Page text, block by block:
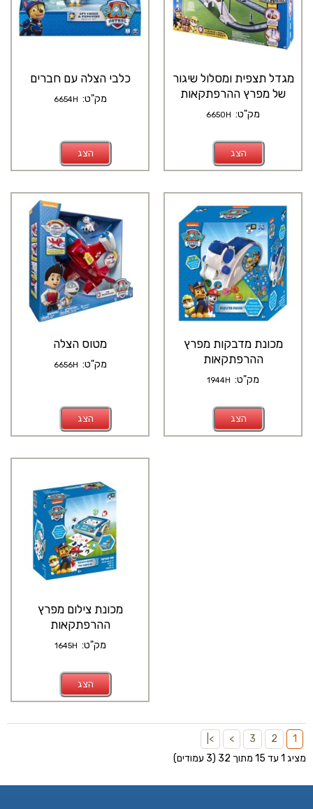
כלבי הצלה עם חברים
מק"ט: 6654H
הצג
מגדל תצפית ומסלול שיגור
של מפרץ ההרפתקאות
מק"ט: 6650H
הצג
מטוס הצלה
מק"ט: 6656H
הצג
מכונת מדבקות מפרץ
ההרפתקאות
מק"ט: 1944H
הצג
מכונת צילום מפרץ
ההרפתקאות
מק"ט: 1645H
הצג
1
2
3
>
>|
מציג 1 עד 15 מתוך 32 (3 עמודים)